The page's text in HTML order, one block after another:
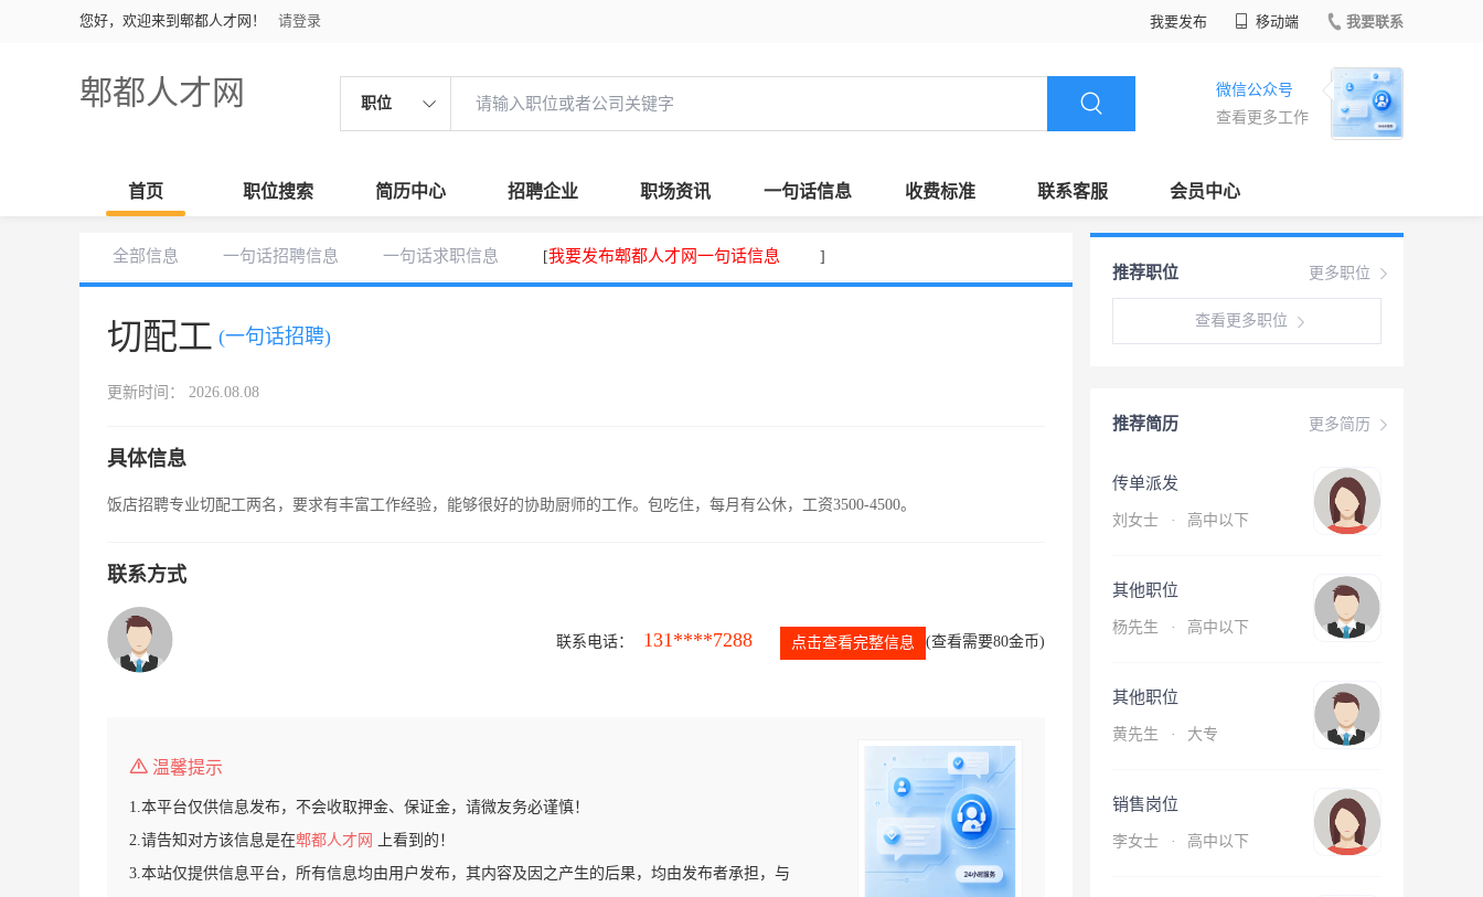
您好，欢迎来到郫都人才网！ 请登录 我要发布 移动端 我要联系
郫都人才网 职位
微信公众号
查看更多工作
首页 职位搜索 简历中心 招聘企业 职场资讯 一句话信息 收费标准 联系客服 会员中心
全部信息 一句话招聘信息 一句话求职信息 [我要发布郫都人才网一句话信息 ]
切配工 (一句话招聘)
更新时间： 2026.08.08
具体信息
饭店招聘专业切配工两名，要求有丰富工作经验，能够很好的协助厨师的工作。包吃住，每月有公休，工资3500-4500。
联系方式
联系电话： 131****7288 点击查看完整信息 (查看需要80金币)
温馨提示
1.本平台仅供信息发布，不会收取押金、保证金，请微友务必谨慎！
2.请告知对方该信息是在郫都人才网
上看到的！
3.本站仅提供信息平台，所有信息均由用户发布，其内容及因之产生的后果，均由发布者承担，与
更多职位
推荐职位
查看更多职位
更多简历
推荐简历
传单派发
刘女士 · 高中以下
其他职位
杨先生 · 高中以下
其他职位
黄先生 · 大专
销售岗位
李女士 · 高中以下